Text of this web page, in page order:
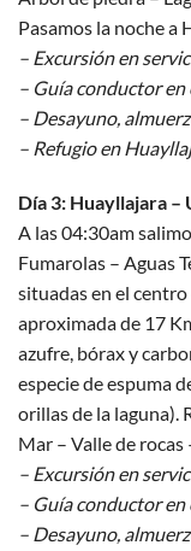
Pasamos la noche a
– Excursión en
– Guía conductor en
– Desayuno,
– Refugio en
Día 3: Huayllajara –
A las 04:30am
Fumarolas – Aguas
situadas en el
aproximada de 17
azufre, bórax y
especie de espuma
orillas de la laguna).
Mar – Valle de
– Excursión en
– Guía conductor en
– Desayuno,